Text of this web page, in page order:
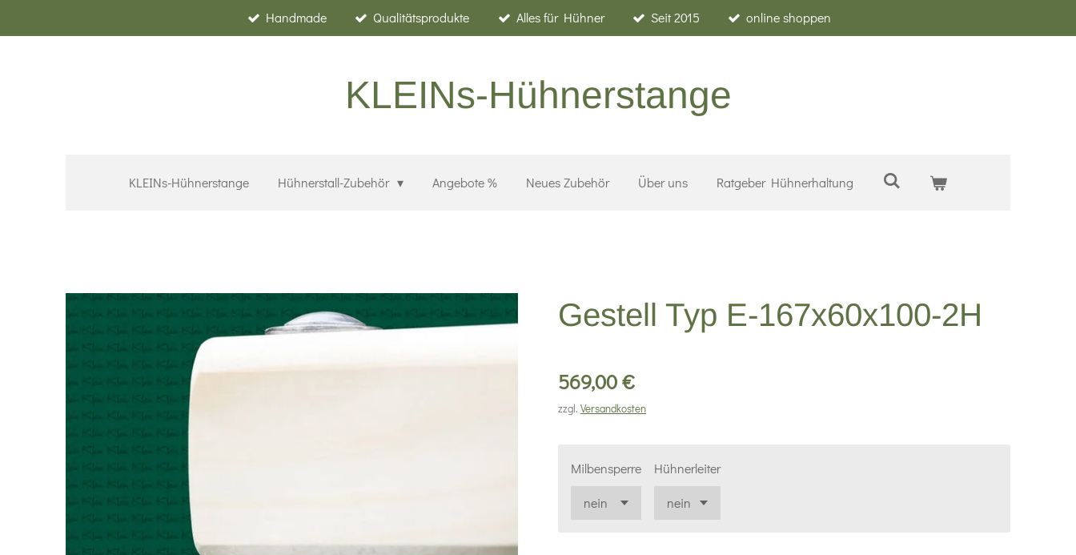
Hauptinhalt
Handmade Qualitätsprodukte Alles für Hühner Seit 2015 online shoppen
KLEINs-Hühnerstange
KLEINs-Hühnerstange Hühnerstall-Zubehör Angebote % Neues Zubehör Über uns Ratgeber Hühnerhaltung
Gestell Typ E-167x60x100-2H
569,00 €
zzgl. Versandkosten
Milbensperre Hühnerleiter